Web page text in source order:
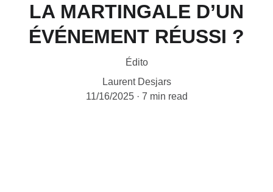
LA MARTINGALE D’UN
ÉVÉNEMENT RÉUSSI ?
Édito
Laurent Desjars
11/16/2025
7 min read